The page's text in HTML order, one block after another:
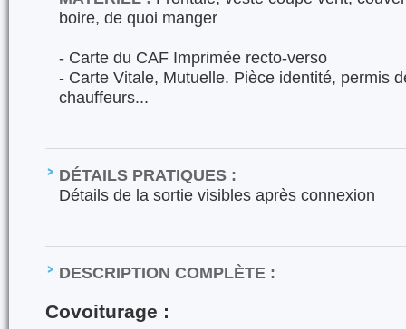
boire, de quoi manger
- Carte du CAF Imprimée recto-verso
- Carte Vitale, Mutuelle. Pièce identité, permis
chauffeurs...
DÉTAILS PRATIQUES :
Détails de la sortie visibles après connexion
DESCRIPTION COMPLÈTE :
Covoiturage :